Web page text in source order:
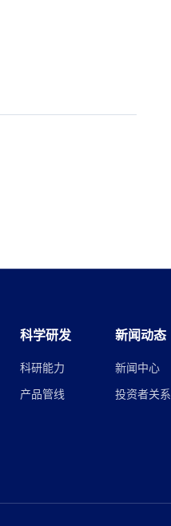
科学研发
科研能力
产品管线
新闻动态
新闻中心
投资者关系